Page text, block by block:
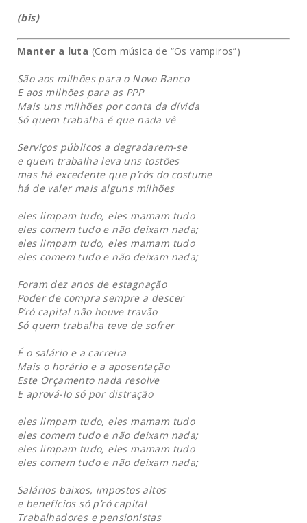
(bis)
Manter a luta (Com música de “Os vampiros”)
São aos milhões para o Novo Banco
E aos milhões para as PPP
Mais uns milhões por conta da dívida
Só quem trabalha é que nada vê
Serviços públicos a degradarem-se
e quem trabalha leva uns tostões
mas há excedente que p’rós do costume
há de valer mais alguns milhões
eles limpam tudo, eles mamam tudo
eles comem tudo e não deixam nada;
eles limpam tudo, eles mamam tudo
eles comem tudo e não deixam nada;
Foram dez anos de estagnação
Poder de compra sempre a descer
P’ró capital não houve travão
Só quem trabalha teve de sofrer
É o salário e a carreira
Mais o horário e a aposentação
Este Orçamento nada resolve
E aprová-lo só por distração
eles limpam tudo, eles mamam tudo
eles comem tudo e não deixam nada;
eles limpam tudo, eles mamam tudo
eles comem tudo e não deixam nada;
Salários baixos, impostos altos
e benefícios só p’ró capital
Trabalhadores e pensionistas